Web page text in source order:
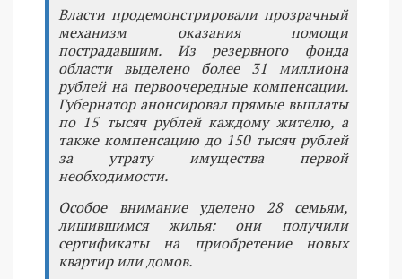
Власти продемонстрировали прозрачный
механизм оказания помощи
пострадавшим. Из резервного фонда
области выделено более 31 миллиона
рублей на первоочередные компенсации.
Губернатор анонсировал прямые выплаты
по 15 тысяч рублей каждому жителю, а
также компенсацию до 150 тысяч рублей
за утрату имущества первой
необходимости.
Особое внимание уделено 28 семьям,
лишившимся жилья: они получили
сертификаты на приобретение новых
квартир или домов.